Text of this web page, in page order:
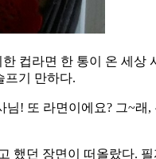
컵라면 한 통이 온 세상
프기 만하다.
! 또 라면이에요? 그~래
했던 장면이 떠올랐다.